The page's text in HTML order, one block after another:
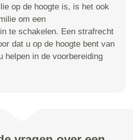
op de hoogte is, is het ook
om een
te schakelen. Een strafrecht
dat u op de hoogte bent van
helpen in de voorbereiding